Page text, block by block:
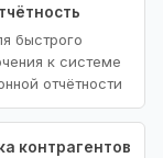
быстрого
к системе
отчётности
контрагентов